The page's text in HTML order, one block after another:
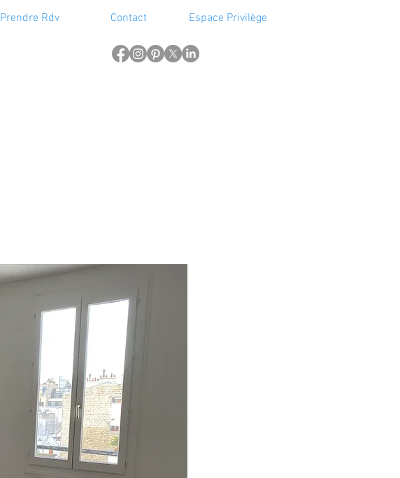
Prendre Rdv Contact Espace Privilège